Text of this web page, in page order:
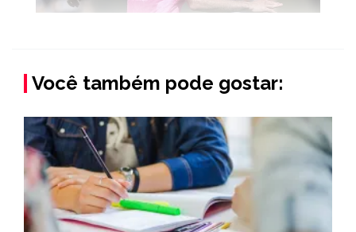
Você também pode gostar: